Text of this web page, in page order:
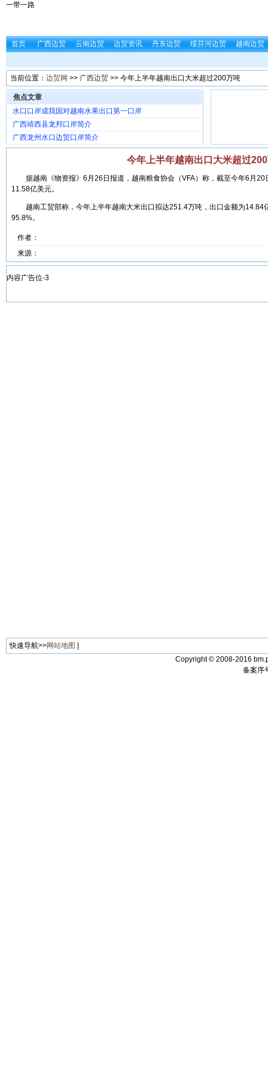
一带一路
首页 广西边贸 云南边贸 边贸资讯 丹东边贸 绥芬河边贸 越南边贸
当前位置： 边贸网 >> 广西边贸 >> 今年上半年越南出口大米超过200万吨
焦点文章
水口口岸成我国对越南水果出口第一口岸
广西靖西县龙邦口岸简介
广西龙州水口边贸口岸简介
今年上半年越南出口大米超过
据越南《物资报》6月26日报道，越南粮食协会（VFA）称，截至今年6月
11.58亿美元。
越南工贸部称，今年上半年越南大米出口拟达251.4万吨，出口金额为
95.8%。
作者：
来源：
内容广告位-3
快速导航>>网站地图
Copyright © 2008-2016
备案序